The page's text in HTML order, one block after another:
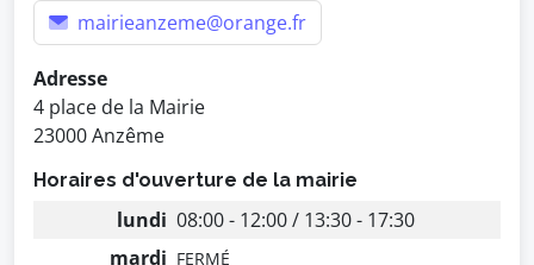
mairieanzeme@orange.fr
Adresse
4 place de la Mairie
23000 Anzême
Horaires d'ouverture de la mairie
lundi 08:00 - 12:00 / 13:30 - 17:30
mardi FERMÉ